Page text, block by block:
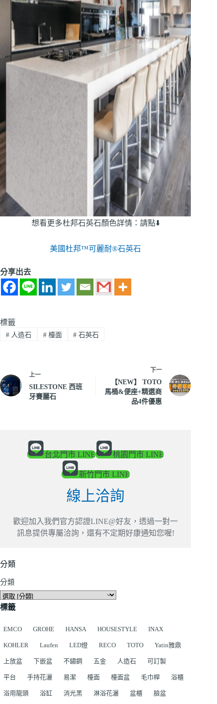
想看更多杜邦石英石顏色詳情：請點⬇️
美國杜邦™可麗耐®石英石
分享出去
標籤
#人造石 #檯面 # 石英石
上一
SILESTONE 西班
牙賽麗石
下一
【NEW】 TOTO
馬桶&便座+精選商
品4件優惠
台北門市 LINE 桃園門市 LINE
新竹門市 LINE
線上洽詢
歡迎加入我們官方認證LINE@好友，透過一對一
訊息提供專屬洽詢，還有不定期好康通知您喔!
分類
分類
標籤
EMCO GROHE HANSA HOUSESTYLE INAX
KOHLER Laufen LED燈 RECO TOTO Yatin雅鼎
上放盆 下嵌盆 不鏽鋼 五金 人造石 可訂製
平台 手持花灑 易潔 檯面 檯面盆 毛巾桿 浴櫃
浴用龍頭 浴缸 消光黑 淋浴花灑 盆櫃 臉盆